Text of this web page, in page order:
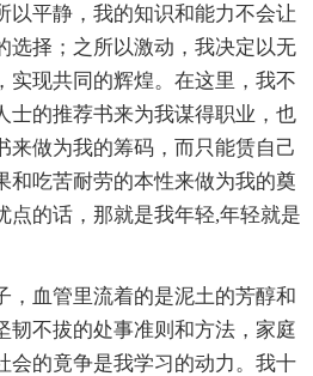
以平静，我的知识和能力不会让
选择；之所以激动，我决定以无
实现共同的辉煌。在这里，我不
士的推荐书来为我谋得职业，也
来做为我的筹码，而只能赁自己
和吃苦耐劳的本性来做为我的奠
点的话，那就是我年轻,年轻就是
，血管里流着的是泥土的芳醇和
韧不拔的处事准则和方法，家庭
会的竟争是我学习的动力。我十